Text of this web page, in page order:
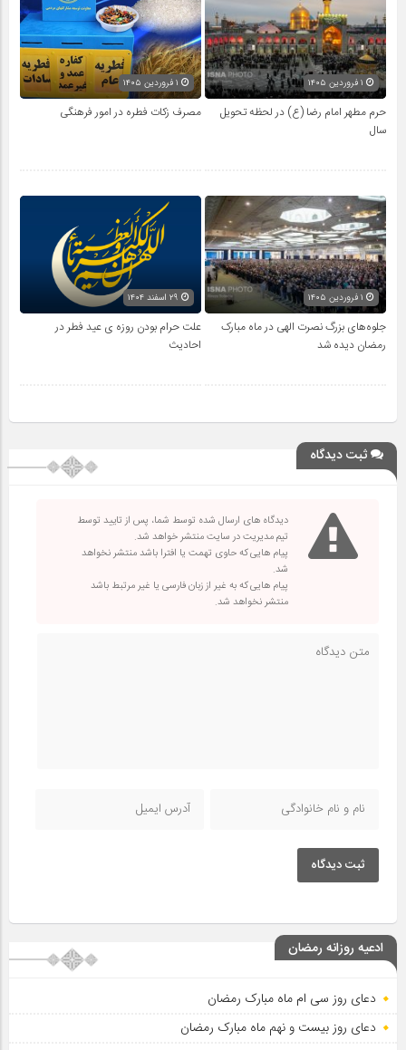
حرم مطهر امام رضا (ع) در لحظه تحویل
سال
مصرف زکات فطره در امور فرهنگی
جلوه‌های بزرگ نصرت الهی در ماه مبارک
رمضان دیده شد
علت حرام بودن روزه ی عید فطر در
احادیث
ثبت دیدگاه
دیدگاه های ارسال شده توسط شما، پس از تایید توسط
تیم مدیریت در سایت منتشر خواهد شد.
پیام هایی که حاوی تهمت یا افترا باشد منتشر نخواهد
شد.
پیام هایی که به غیر از زبان فارسی یا غیر مرتبط باشد
منتشر نخواهد شد.
ثبت دیدگاه
ادعیه روزانه رمضان
دعای روز سی ام ماه مبارک رمضان
دعای روز بیست و نهم ماه مبارک رمضان